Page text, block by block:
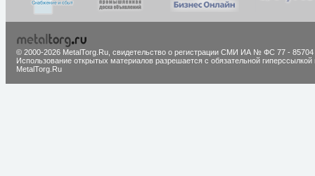
© 2000-2026 MetalTorg.Ru, cвидетельство о регистрации СМИ ИА № ФС 77 - 85704
Использование открытых материалов разрешается с обязательной гиперссылкой
MetalTorg.Ru